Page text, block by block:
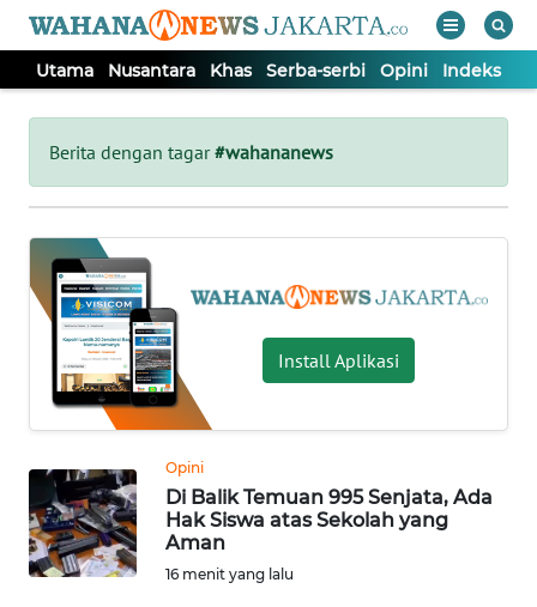
Utama Nusantara Khas Serba-serbi Opini Indeks
Berita dengan tagar#wahananews
Install Aplikasi
Opini
Di Balik Temuan 995 Senjata, Ada
Hak Siswa atas Sekolah yang
Aman
16 menit yang lalu
Tutup
UTAMA
NUSANTARA
KHAS
SERBA-
SERBI
OPINI
Informasi